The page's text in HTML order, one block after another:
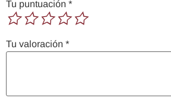
Tu puntuación *
Tu valoración *